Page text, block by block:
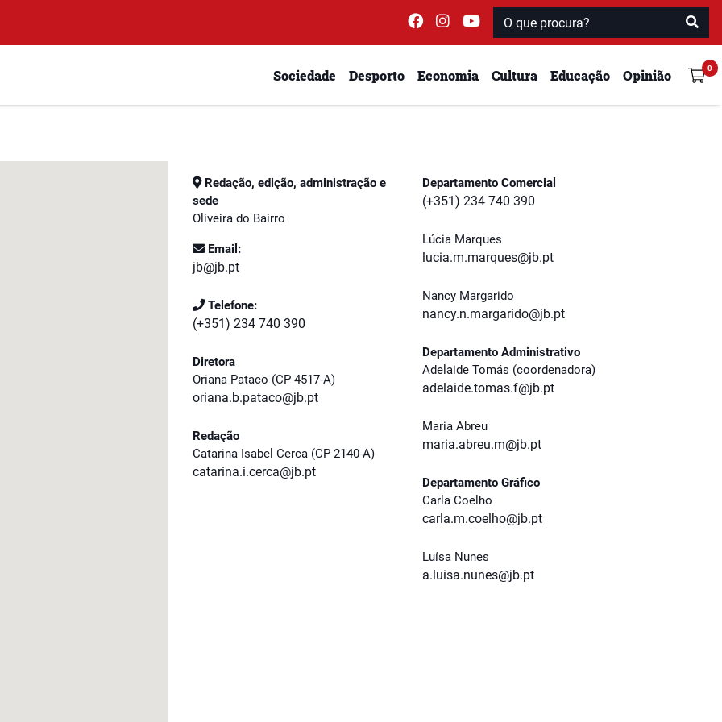
Sociedade Desporto Economia Cultura Educação Opinião
Redação, edição, administração e
sede
Oliveira do Bairro
Email:
jb@jb.pt
Telefone:
(+351) 234 740 390
Diretora
Oriana Pataco (CP 4517-A)
oriana.b.pataco@jb.pt
Redação
Catarina Isabel Cerca (CP 2140-A)
catarina.i.cerca@jb.pt
Departamento Comercial
(+351) 234 740 390
Lúcia Marques
lucia.m.marques@jb.pt
Nancy Margarido
nancy.n.margarido@jb.pt
Departamento Administrativo
Adelaide Tomás (coordenadora)
adelaide.tomas.f@jb.pt
Maria Abreu
maria.abreu.m@jb.pt
Departamento Gráfico
Carla Coelho
carla.m.coelho@jb.pt
Luísa Nunes
a.luisa.nunes@jb.pt